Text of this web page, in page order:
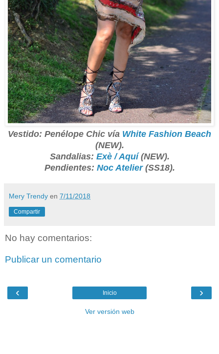
Vestido: Penélope Chic vía White Fashion Beach
(NEW).
Sandalias: Exè / Aquí(NEW).
Pendientes: Noc Atelier(SS18).
Mery Trendy en 7/11/2018
Compartir
No hay comentarios:
Publicar un comentario
‹ ›
Inicio
Ver versión web